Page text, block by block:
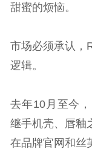
甜蜜的烦恼。
市场必须承认，
逻辑。
去年10月至今
继手机壳、唇釉
在品牌官网和丝